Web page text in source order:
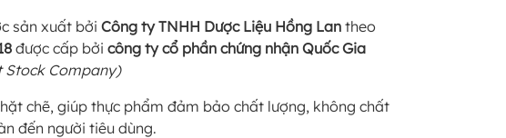
sản xuất bởi Công ty TNHH Dược Liệu Hồng Lan theo
được cấp bởi công ty cổ phần chứng nhận Quốc Gia
Company)
chẽ, giúp thực phẩm đảm bảo chất lượng, không chất
đến người tiêu dùng.